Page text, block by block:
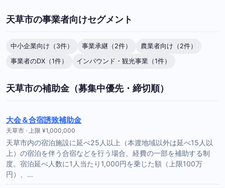
天草市の事業者向けセグメント
中小企業向け（3件） 事業承継（2件）
農業者向け（2件）
事業者のDX（1件）
インバウンド・観光事業（1件）
天草市の補助金（募集中優先・締切順）
大会＆合宿誘致補助金
天草市 · 上限 ¥1,000,000
天草市内の宿泊施設に延べ25人以上（本渡地域以外は延べ15人以
上）の宿泊を伴う合宿などを行う場合、経費の一部を補助する制
度。宿泊延べ人数に1人当たり1,000円を乗じた額（上限100万
円）、…